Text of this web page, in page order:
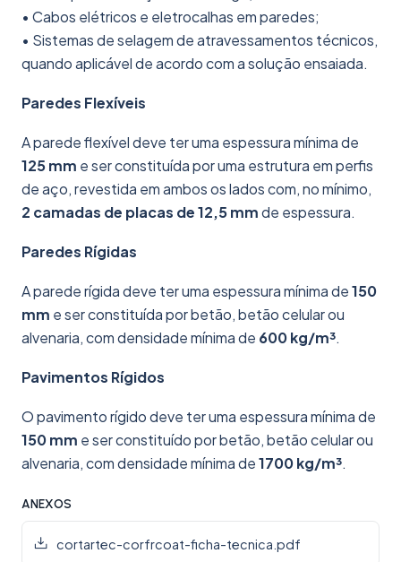
• Cabos elétricos e eletrocalhas em paredes;
• Sistemas de selagem de atravessamentos técnicos,
quando aplicável de acordo com a solução ensaiada.
Paredes Flexíveis
A parede flexível deve ter uma espessura mínima de
125 mm e ser constituída por uma estrutura em perfis
de aço, revestida em ambos os lados com, no mínimo,
2 camadas de placas de 12,5 mmde espessura.
Paredes Rígidas
A parede rígida deve ter uma espessura mínima de150
mm e ser constituída por betão, betão celular ou
alvenaria, com densidade mínima de 600 kg/m³.
Pavimentos Rígidos
O pavimento rígido deve ter uma espessura mínima de
150 mm e ser constituído por betão, betão celular ou
alvenaria, com densidade mínima de1700 kg/m³.
ANEXOS
cortartec-corfrcoat-ficha-tecnica.pdf